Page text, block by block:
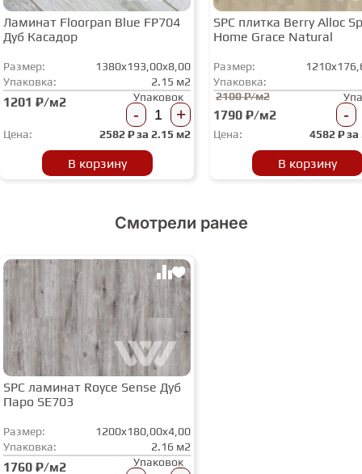
Ламинат Floorpan Blue FP704
Дуб Касадор
Размер:
1380x193,00x8,00
Упаковка:
2.15 м2
1201 ₽/м2 Упаковок
- +
Цена: 2582₽ за 2.15 м2
В корзину
SPC плитка Berry Alloc
Home Grace Natural
Размер:
Упаковка:
2100 ₽/м2
1790 ₽/м2 -
Цена: 4582₽ за
В корзину
Смотрели ранее
SPC ламинат Royce Sense Дуб
Паро SE703
Размер:
1200x180,00x4,00
Упаковка:
2.16 м2
1760 ₽/м2 Упаковок